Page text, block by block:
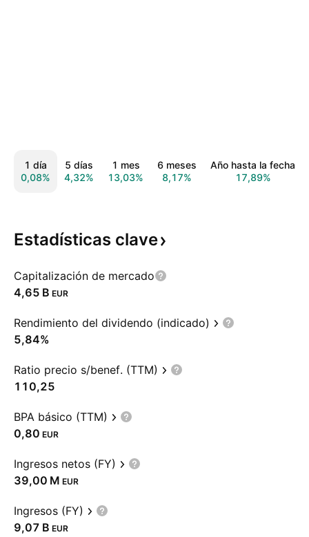
1 día
0,08%
5 días
4,32%
1 mes
13,03%
6 meses
8,17%
Año hasta la fecha
17,89%
Estadísticas clave
Capitalización de mercado
‪4,65 B‬ EUR
Rendimiento del dividendo (indicado)
5,84%
Ratio precio s/benef. (TTM)
110,25
BPA básico (TTM)
0,80 EUR
Ingresos netos (FY)
‪39,00 M‬ EUR
Ingresos (FY)
‪9,07 B‬ EUR